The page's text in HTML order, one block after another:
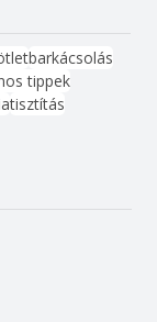
barkácsolás
tippek
tisztítás